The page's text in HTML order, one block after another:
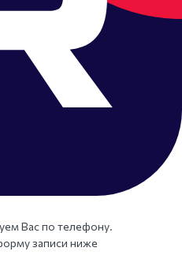
Вас по телефону.
записи ниже